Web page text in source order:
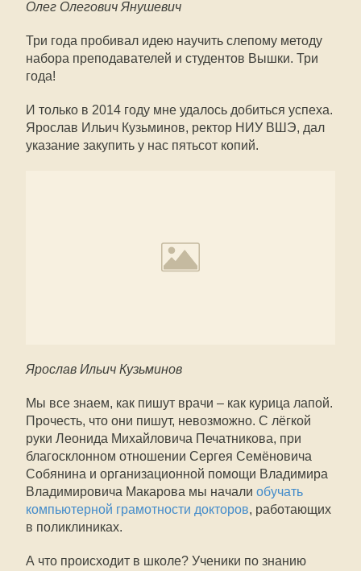
Олег Олегович Янушевич
Три года пробивал идею научить слепому методу
набора преподавателей и студентов Вышки. Три
года!
И только в 2014 году мне удалось добиться успеха.
Ярослав Ильич Кузьминов, ректор НИУ ВШЭ, дал
указание закупить у нас пятьсот копий.
Ярослав Ильич Кузьминов
Мы все знаем, как пишут врачи – как курица лапой.
Прочесть, что они пишут, невозможно. С лёгкой
руки Леонида Михайловича Печатникова, при
благосклонном отношении Сергея Семёновича
Собянина и организационной помощи Владимира
Владимировича Макарова мы начали обучать
компьютерной грамотности докторов, работающих
в поликлиниках.
А что происходит в школе? Ученики по знанию